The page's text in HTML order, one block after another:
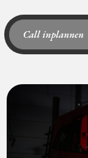
Call inplannen